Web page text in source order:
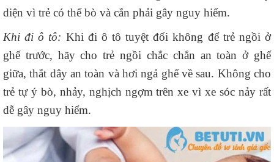
diện vì trẻ có thể bò và cắn phải gây nguy hiểm.
Khi đi ô tô: Khi đi ô tô tuyệt đối không để trẻ ngồi ở
ghế trước, hãy cho trẻ ngồi chắc chắn an toàn ở ghế
giữa, thắt dây an toàn và hơi ngả ghế về sau. Không cho
trẻ tự ý bò, nhảy, nghịch ngợm trên xe vì xe sóc nảy rất
dễ gây nguy hiểm.